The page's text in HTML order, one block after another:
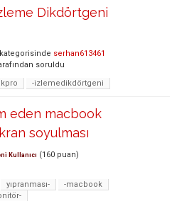
Dikdörtgeni
kategorisinde serhan613461
soruldu
-izlemedikdörtgeni
eden macbook
soyulması
Kullanıcı (160 puan)
yıpranması-
-macbook